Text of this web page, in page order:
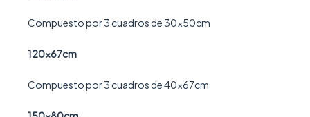
Compuesto por 3 cuadros de 30x50cm
120x67cm
Compuesto por 3 cuadros de 40x67cm